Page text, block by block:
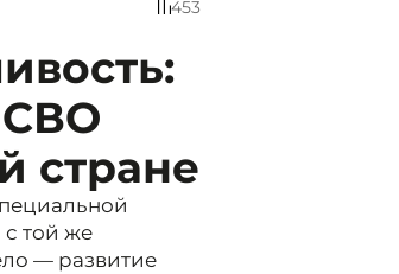
453
СВО
стране
той же
— развитие